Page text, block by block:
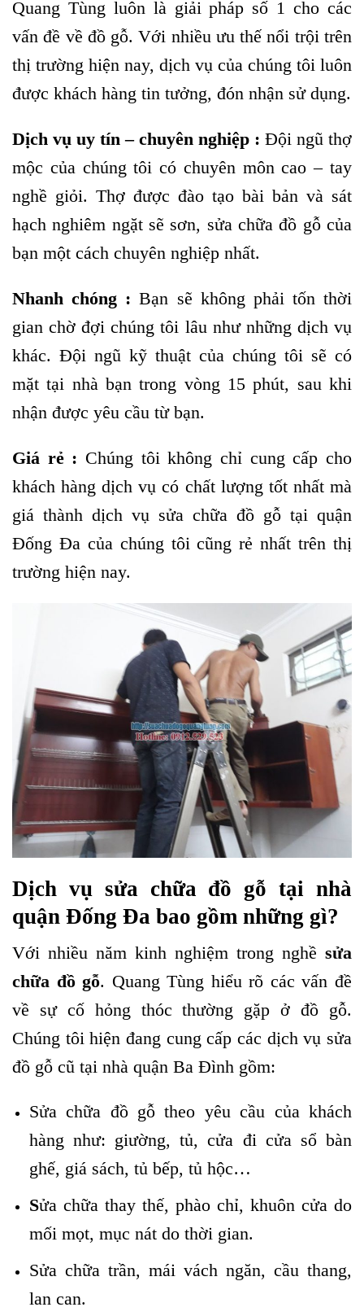
Quang Tùng luôn là giải pháp số 1 cho các
vấn đề về đồ gỗ. Với nhiều ưu thế nổi trội trên
thị trường hiện nay, dịch vụ của chúng tôi luôn
được khách hàng tin tưởng, đón nhận sử dụng.
Dịch vụ uy tín – chuyên nghiệp : Đội ngũ thợ
mộc của chúng tôi có chuyên môn cao – tay
nghề giỏi. Thợ được đào tạo bài bản và sát
hạch nghiêm ngặt sẽ sơn, sửa chữa đồ gỗ của
bạn một cách chuyên nghiệp nhất.
Nhanh chóng : Bạn sẽ không phải tốn thời
gian chờ đợi chúng tôi lâu như những dịch vụ
khác. Đội ngũ kỹ thuật của chúng tôi sẽ có
mặt tại nhà bạn trong vòng 15 phút, sau khi
nhận được yêu cầu từ bạn.
Giá rẻ : Chúng tôi không chỉ cung cấp cho
khách hàng dịch vụ có chất lượng tốt nhất mà
giá thành dịch vụ sửa chữa đồ gỗ tại quận
Đống Đa của chúng tôi cũng rẻ nhất trên thị
trường hiện nay.
Dịch vụ sửa chữa đồ gỗ tại nhà
quận Đống Đa bao gồm những gì?
Với nhiều năm kinh nghiệm trong nghề sửa
chữa đồ gỗ. Quang Tùng hiểu rõ các vấn đề
về sự cố hỏng thóc thường gặp ở đồ gỗ.
Chúng tôi hiện đang cung cấp các dịch vụ sửa
đồ gỗ cũ tại nhà quận Ba Đình gồm:
Sửa chữa đồ gỗ theo yêu cầu của khách
hàng như: giường, tủ, cửa đi cửa sổ bàn
ghế, giá sách, tủ bếp, tủ hộc…
Sửa chữa thay thế, phào chỉ, khuôn cửa do
mối mọt, mục nát do thời gian.
Sửa chữa trần, mái vách ngăn, cầu thang,
lan can.